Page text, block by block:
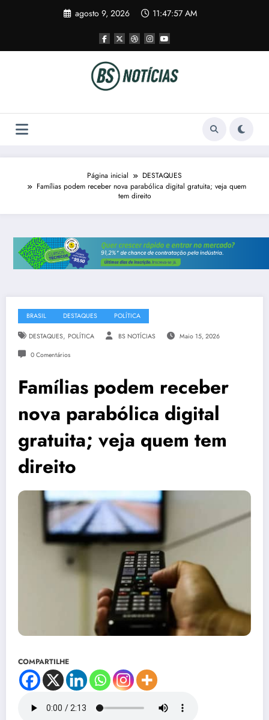
agosto 9, 2026 11:47:58 AM
Página inicial
DESTAQUES
Famílias podem receber nova parabólica digital gratuita; veja quem
tem direito
BRASIL DESTAQUES POLÍTICA
DESTAQUES, POLÍTICA BS NOTÍCIAS Maio 15, 2026
0 Comentários
Famílias podem receber
nova parabólica digital
gratuita; veja quem tem
direito
COMPARTILHE